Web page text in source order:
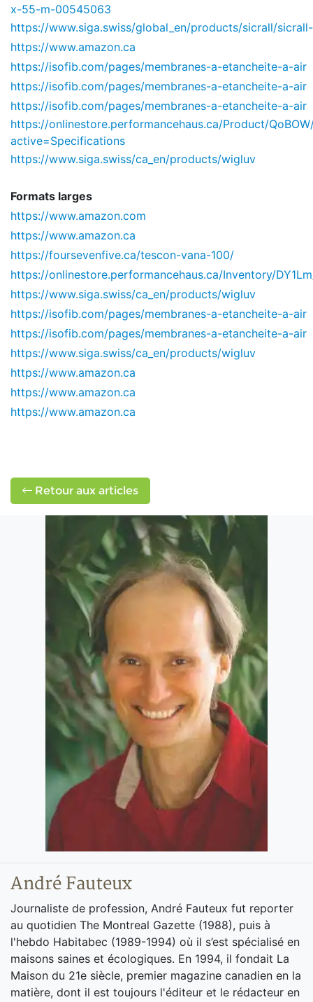
x-55-m-00545063
https://www.siga.swiss/global_en/products/sicrall/
https://www.amazon.ca
https://isofib.com/pages/membranes-a-etancheite-a-air
https://isofib.com/pages/membranes-a-etancheite-a-air
https://isofib.com/pages/membranes-a-etancheite-a-air
https://onlinestore.performancehaus.ca/Product/
active=Specifications
https://www.siga.swiss/ca_en/products/wigluv
Formats larges
https://www.amazon.com
https://www.amazon.ca
https://foursevenfive.ca/tescon-vana-100/
https://onlinestore.performancehaus.ca/Inventory/
https://www.siga.swiss/ca_en/products/wigluv
https://isofib.com/pages/membranes-a-etancheite-a-air
https://isofib.com/pages/membranes-a-etancheite-a-air
https://www.siga.swiss/ca_en/products/wigluv
https://www.amazon.ca
https://www.amazon.ca
https://www.amazon.ca
Retour aux articles
André Fauteux
Journaliste de profession, André Fauteux fut reporter
au quotidien The Montreal Gazette (1988), puis à
l'hebdo Habitabec (1989-1994) où il s’est spécialisé en
maisons saines et écologiques. En 1994, il fondait La
Maison du 21e siècle, premier magazine canadien en la
matière, dont il est toujours l'éditeur et le rédacteur en